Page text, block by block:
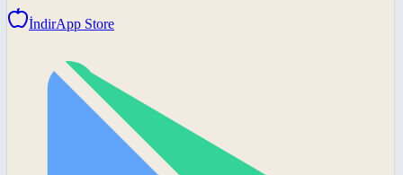
İndirApp Store